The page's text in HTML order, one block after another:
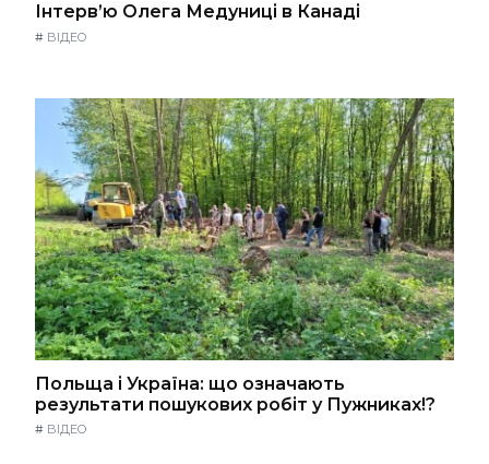
Інтерв’ю Олега Медуниці в Канаді
# ВІДЕО
Польща і Україна: що означають
результати пошукових робіт у Пужниках!?
# ВІДЕО